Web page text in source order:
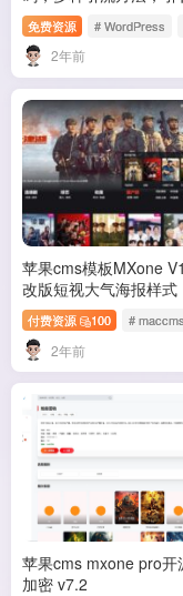
次变现
免费资源 # WordPress
2年前
苹果cms模板MXone
改版短视大气海报样式
付费资源 100 # maccms
2年前
苹果cms mxone pro开
加密 v7.2